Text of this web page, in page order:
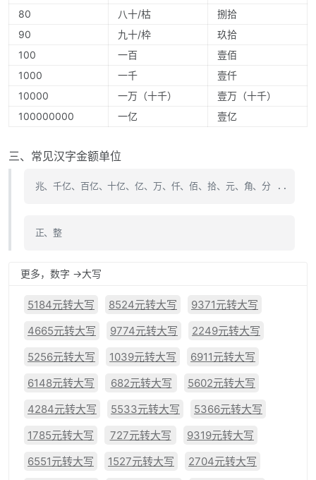
80
八十/枯
捌拾
90
九十/枠
玖拾
100
一百
壹佰
1000
一千
壹仟
10000
一万（十千）
壹万（十千）
100000000
一亿 壹亿
三、常见汉字金额单位
兆、千亿、百亿、十亿、亿、万、仟、佰、拾、元、角、分 ..
正、整
更多，数字 ->大写
5184元转大写 8524元转大写
9371元转大写
4665元转大写
9774元转大写
2249元转大写
5256元转大写
1039元转大写
6911元转大写
6148元转大写
682元转大写
5602元转大写
4284元转大写
5533元转大写
5366元转大写
1785元转大写
727元转大写
9319元转大写
6551元转大写
1527元转大写
2704元转大写